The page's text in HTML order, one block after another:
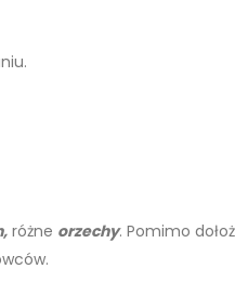
różne orzechy. Pomimo